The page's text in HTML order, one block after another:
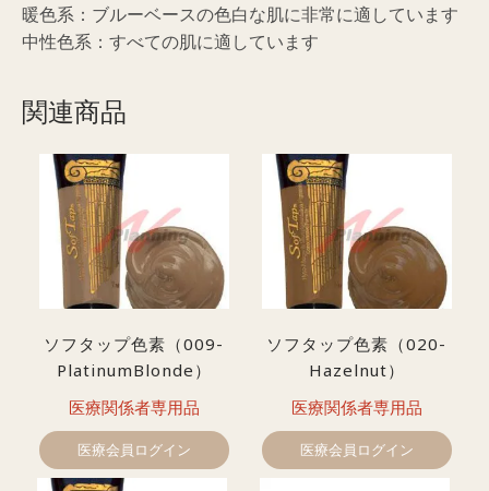
暖色系：ブルーベースの色白な肌に非常に適しています
中性色系：すべての肌に適しています
関連商品
ソフタップ色素（009-
PlatinumBlonde）
医療関係者専用品
医療会員ログイン
ソフタップ色素（020-
Hazelnut）
医療関係者専用品
医療会員ログイン